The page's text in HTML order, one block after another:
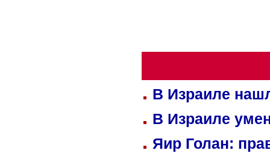
В Израиле
В Израиле
Яир Голан: